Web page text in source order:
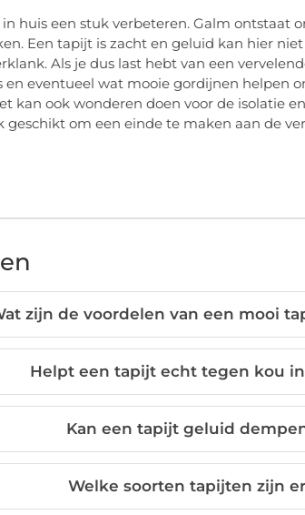
huis een stuk verbeteren. Galm ontstaat
Een tapijt is zacht en geluid kan hier
Als je dus last hebt van een
eventueel wat mooie gordijnen helpen
kan ook wonderen doen voor de isolatie
om een einde te maken aan de
zijn de voordelen van een mooi
Helpt een tapijt echt tegen kou
Kan een tapijt geluid
Welke soorten tapijten zijn